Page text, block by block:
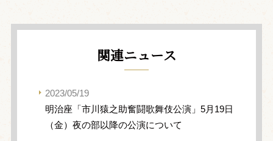
関連ニュース
2023/05/19
明治座「市川猿之助奮闘歌舞伎公演」5月19日
（金）夜の部以降の公演について